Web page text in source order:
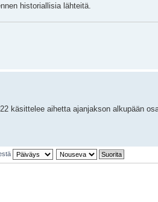
historiallisia lähteitä.
käsittelee aihetta ajanjakson alkupään